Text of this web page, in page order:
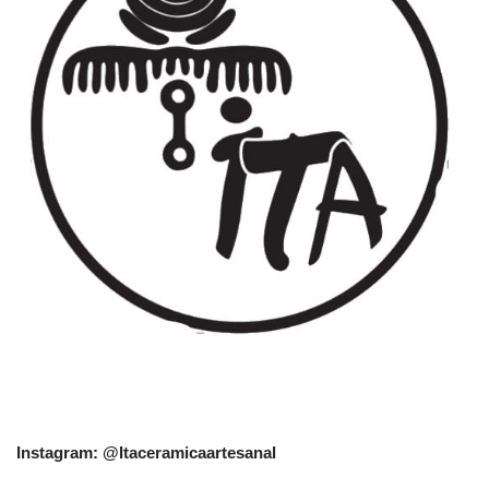
Instagram: @Itaceramicaartesanal